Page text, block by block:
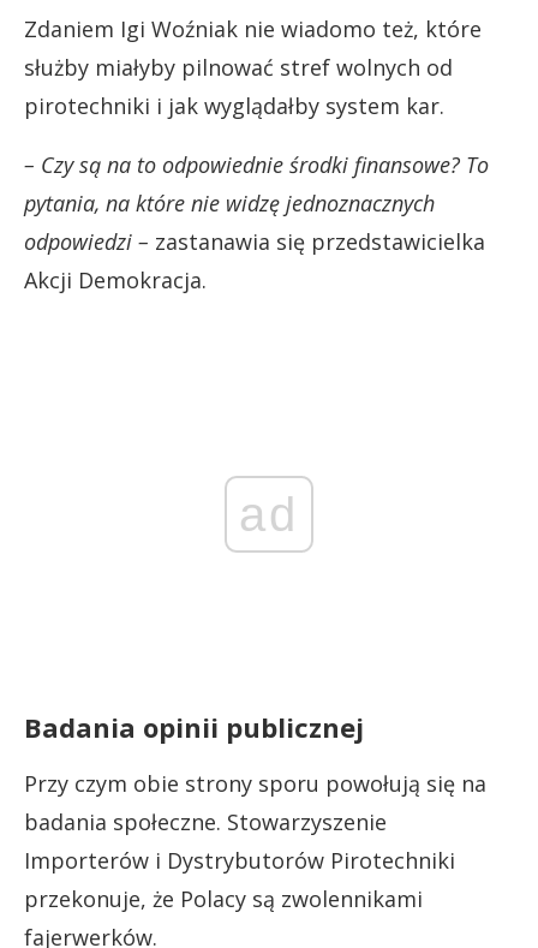
Zdaniem Igi Woźniak nie wiadomo też, które
służby miałyby pilnować stref wolnych od
pirotechniki i jak wyglądałby system kar.
– Czy są na to odpowiednie środki finansowe? To
pytania, na które nie widzę jednoznacznych
odpowiedzi – zastanawia się przedstawicielka
Akcji Demokracja.
ad
Badania opinii publicznej
Przy czym obie strony sporu powołują się na
badania społeczne. Stowarzyszenie
Importerów i Dystrybutorów Pirotechniki
przekonuje, że Polacy są zwolennikami
fajerwerków.